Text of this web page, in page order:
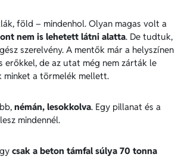
föld – mindenhol. Olyan magas volt a
nem is lehetett látni alatta. De tudtuk,
szerelvény. A mentők már a helyszínen
erőkkel, de az utat még nem zárták le
a törmelék mellett.
némán, lesokkolva. Egy pillanat és a
mindennél.
csak a beton támfal súlya 70 tonna